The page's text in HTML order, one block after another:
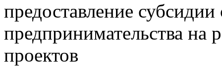
предоставление
предпринимательства на
проектов